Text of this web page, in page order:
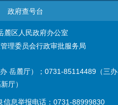
政府查号台
麓区人民政府办公室
理委员会行政审批服务局
岳麓厅）；0731-85114489（三办
厅）
信息举报电话：0731-88999830